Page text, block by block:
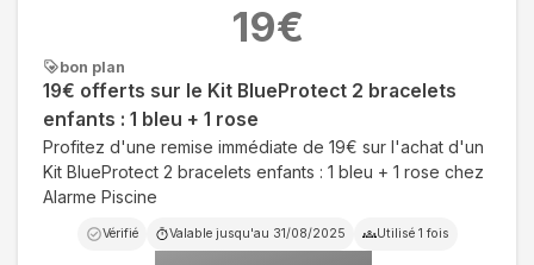
bon plan
19€ offerts sur le Kit BlueProtect 2 bracelets
enfants : 1 bleu + 1 rose
Profitez d'une remise immédiate de 19€ sur l'achat d'un
Kit BlueProtect 2 bracelets enfants : 1 bleu + 1 rose chez
Alarme Piscine
Vérifié Valable jusqu'au 31/08/2025 Utilisé 1 fois
19€